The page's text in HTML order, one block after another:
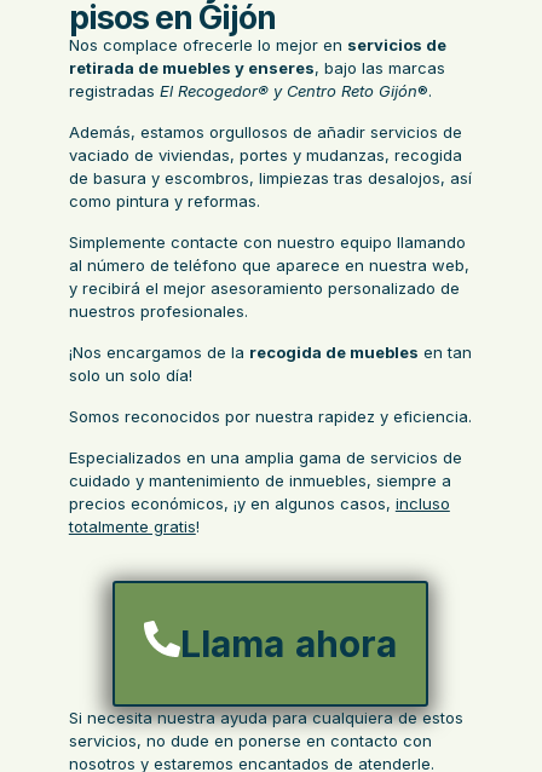
pisos en Gijón
Nos complace ofrecerle lo mejor en servicios de
retirada de muebles y enseres, bajo las marcas
registradas El Recogedor®y Centro Reto Gijón®.
Además, estamos orgullosos de añadir servicios de
vaciado de viviendas, portes y mudanzas, recogida
de basura y escombros, limpiezas tras desalojos, así
como pintura y reformas.
Simplemente contacte con nuestro equipo llamando
al número de teléfono que aparece en nuestra web,
y recibirá el mejor asesoramiento personalizado de
nuestros profesionales.
¡Nos encargamos de la recogida de muebles en tan
solo un solo día!
Somos reconocidos por nuestra rapidez y eficiencia.
Especializados en una amplia gama de servicios de
cuidado y mantenimiento de inmuebles, siempre a
precios económicos, ¡y en algunos casos, incluso
totalmente gratis!
Llama ahora
Si necesita nuestra ayuda para cualquiera de estos
servicios, no dude en ponerse en contacto con
nosotros y estaremos encantados de atenderle.